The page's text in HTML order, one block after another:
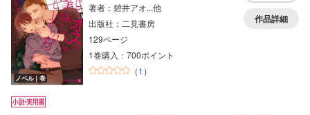
ノベル｜巻
著者：碧井アオ...他
出版社：二見書房
129ページ
1巻購入：700ポイント
（1 ）
作品詳細